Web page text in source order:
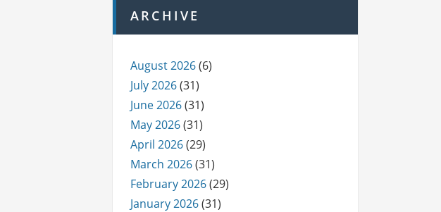
ARCHIVE
August 2026(6)
July 2026(31)
June 2026(31)
May 2026(31)
April 2026(29)
March 2026(31)
February 2026(29)
January 2026(31)